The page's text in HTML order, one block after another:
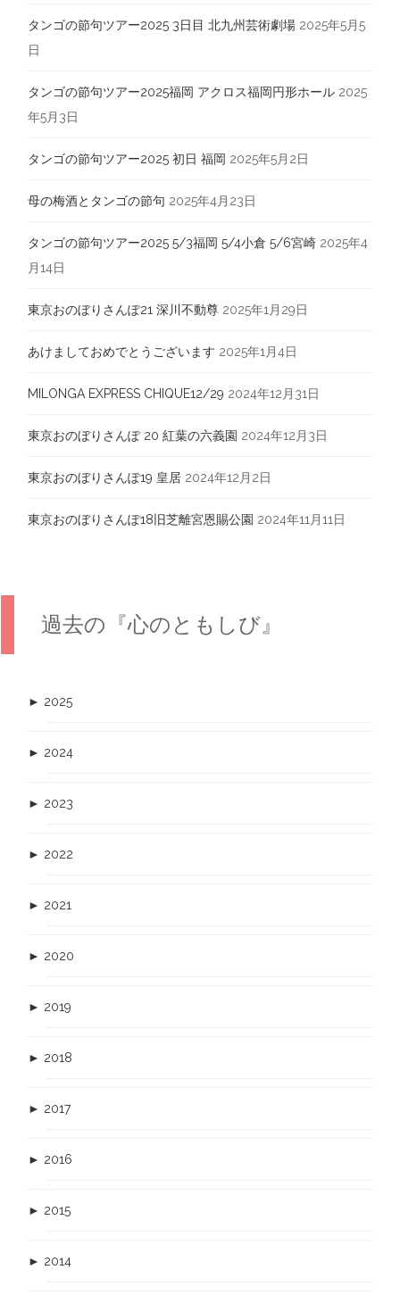
タンゴの節句ツアー2025 3日目 北九州芸術劇場 2025年5月5
日
タンゴの節句ツアー2025福岡 アクロス福岡円形ホール 2025
年5月3日
タンゴの節句ツアー2025 初日 福岡 2025年5月2日
母の梅酒とタンゴの節句 2025年4月23日
タンゴの節句ツアー2025 5/3福岡 5/4小倉 5/6宮崎 2025年4
月14日
東京おのぼりさんぽ21 深川不動尊 2025年1月29日
あけましておめでとうございます 2025年1月4日
MILONGA EXPRESS CHIQUE12/29 2024年12月31日
東京おのぼりさんぽ 20 紅葉の六義園 2024年12月3日
東京おのぼりさんぽ19 皇居 2024年12月2日
東京おのぼりさんぽ18旧芝離宮恩賜公園 2024年11月11日
過去の『心のともしび』
► 2025
► 2024
► 2023
► 2022
► 2021
► 2020
► 2019
► 2018
► 2017
► 2016
► 2015
► 2014